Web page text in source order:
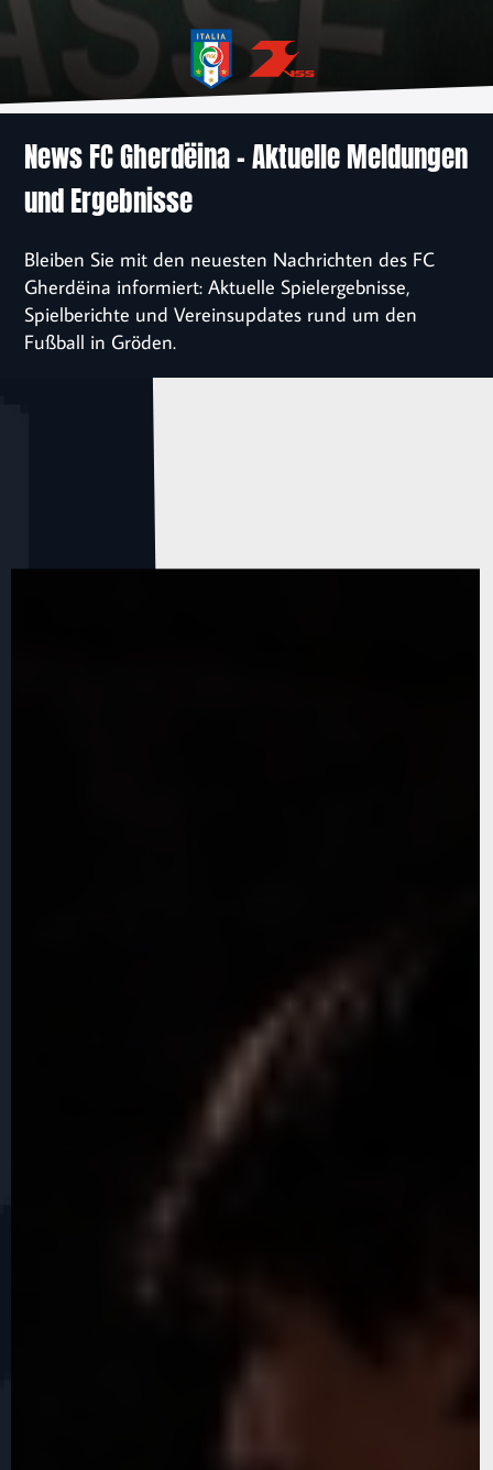
News
Verein
Sponsoren
Einschreibung
News FC Gherdëina – Aktuelle Meldungen
und Ergebnisse
Bleiben Sie mit den neuesten Nachrichten des FC
Gherdëina informiert: Aktuelle Spielergebnisse,
Spielberichte und Vereinsupdates rund um den
Fußball in Gröden.